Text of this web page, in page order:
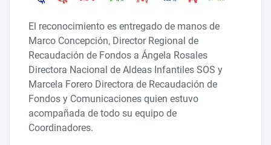
El reconocimiento es entregado de manos de
Marco Concepción, Director Regional de
Recaudación de Fondos a Ángela Rosales
Directora Nacional de Aldeas Infantiles SOS y
Marcela Forero Directora de Recaudación de
Fondos y Comunicaciones quien estuvo
acompañada de todo su equipo de
Coordinadores.